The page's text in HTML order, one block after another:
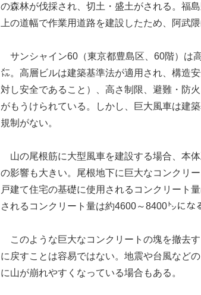
の森林が伐採され、切土・盛土がされる。福
上の道幅で作業用道路を建設したため、阿武
サンシャイン60（東京都豊島区、60階）は
㍍。高層ビルは建築基準法が適用され、構造
対し安全であること）、高さ制限、避難・防
がもうけられている。しかし、巨大風車は建
規制がない。
山の尾根筋に大型風車を建設する場合、本
の影響も大きい。尾根地下に巨大なコンクリ
戸建て住宅の基礎に使用されるコンクリート
されるコンクリート量は約4600～8400㌧にな
このような巨大なコンクリートの塊を撤去
に戻すことは容易ではない。地震や台風など
に山が崩れやすくなっている場合もある。